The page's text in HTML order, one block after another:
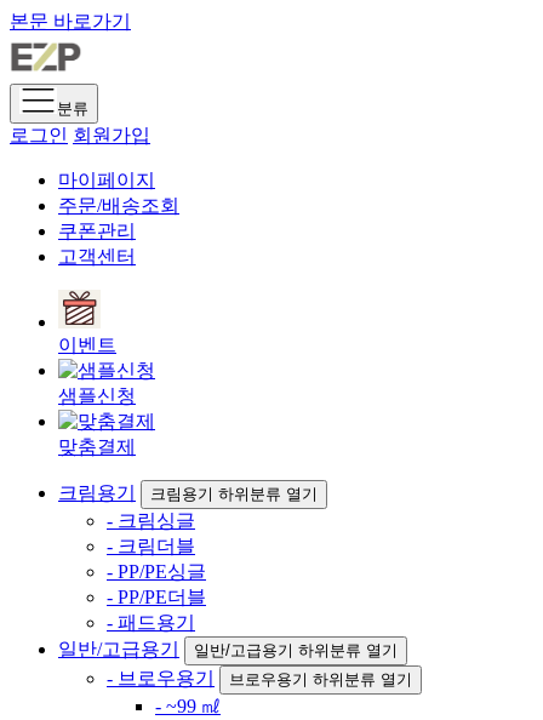
본문 바로가기
분류
로그인 회원가입
마이페이지
주문/배송조회
쿠폰관리
고객센터
이벤트
샘플신청
맞춤결제
크림용기 크림용기 하위분류 열기
- 크림싱글
- 크림더블
- PP/PE싱글
- PP/PE더블
- 패드용기
일반/고급용기
일반/고급용기 하위분류 열기
- 브로우용기 브로우용기 하위분류 열기
- ~99 ㎖